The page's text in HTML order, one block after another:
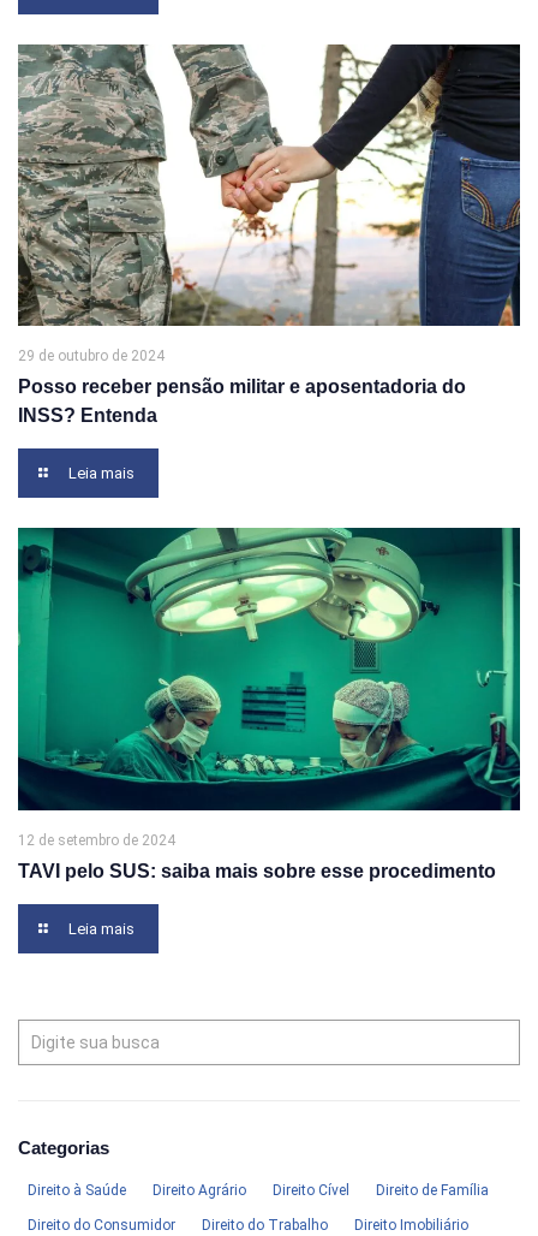
29 de outubro de 2024
Posso receber pensão militar e aposentadoria do
INSS? Entenda
Leia mais
12 de setembro de 2024
TAVI pelo SUS: saiba mais sobre esse procedimento
Leia mais
Categorias
Direito à Saúde Direito Agrário Direito Cível Direito de Família
Direito do Consumidor Direito do Trabalho Direito Imobiliário